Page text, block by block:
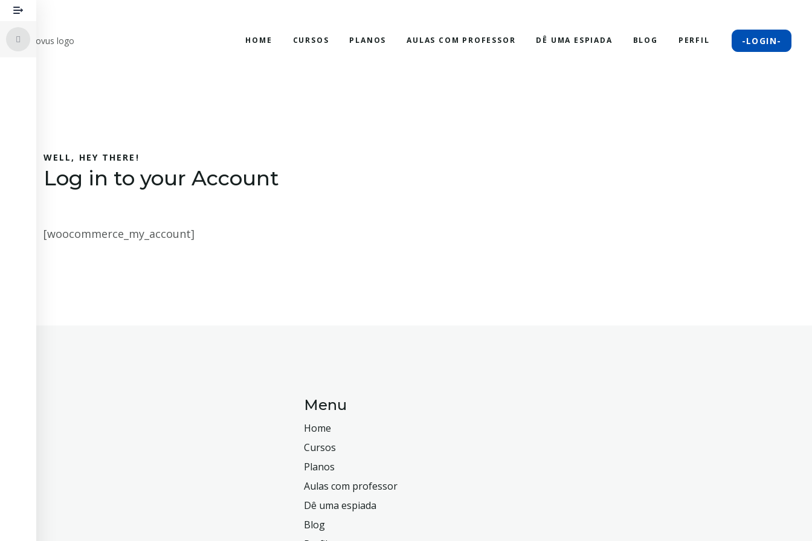
HOME CURSOS PLANOS AULAS COM PROFESSOR DÊ UMA ESPIADA BLOG PERFIL -LOGIN-
WELL, HEY THERE!
Log in to your Account
[woocommerce_my_account]
Menu
Home
Cursos
Planos
Aulas com professor
Dê uma espiada
Blog